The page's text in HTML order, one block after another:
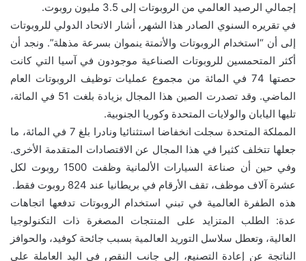
إجمالي الرصيد العالمي من الروبوتات إلى 3.5 مليون روبوت.
في تقريره السنوي الصادر هذا الشهر، أشار الاتحاد الدولي للروبوتات
إلى أن “استخدام الروبوتات والأتمتة ينموان بسرعة مذهلة”. ونجد أن
أكثر المتحمسين للروبوتات الصناعية موجودون في آسيا التي كانت
حصتها 74 في المائة من مجموع عمليات توظيف الروبوتات العام
الماضي. وقد تصدرت الصين هذا المجال بزيادة بلغت 51 في المائة،
تليها اليابان والولايات المتحدة وكوريا الجنوبية.
المملكة المتحدة سجلت انخفاضا استثنائيا ونادرا بلغ 7 في المائة، ما
جعلها تتخلف كثيرا في هذا المجال عن الاقتصادات المتقدمة الأخرى.
وفي حين أن صناعة السيارات الألمانية وظفت 1500 روبوت لكل
عشرة آلاف موظف، تقف الأرقام في بريطانيا عند 824 روبوت فقط.
هذه الطفرة العالمية في تبني استخدام الروبوتات تدفعها اتجاهات
عدة: الطلب المتزايد على المنتجات المصغرة ذات التكنولوجيا
العالية، وتعطل سلاسل التوريد العالمية بسبب جائحة كوفيد، والحوافز
الناتجة عن إعادة التصنيع، إلى جانب النقص في اليد العاملة على